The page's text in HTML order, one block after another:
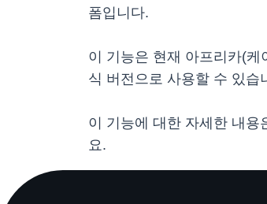
폼입니다.
이 기능은 현재 아프리카(
식 버전으로 사용할 수 있습
이 기능에 대한 자세한 내용
요.